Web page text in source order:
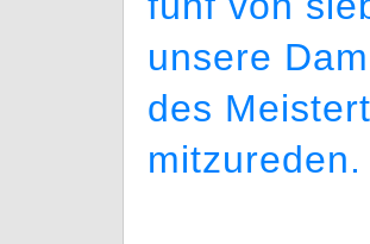
unsere
des
mitzureden.